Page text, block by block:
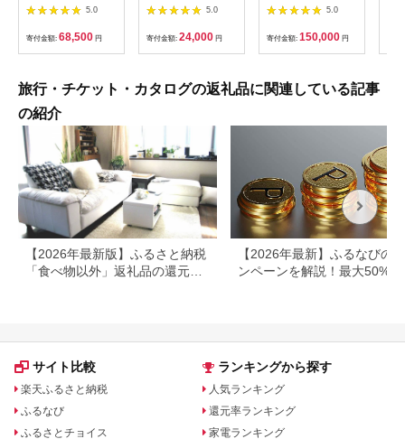
屋台ペア お食事券 海
鮮 海 屋台 食事 ペア
福岡県 岡垣町
5.0
寄付金額: 68,500 円
験チケット
【1364991】
5.0
寄付金額: 24,000 円
ルフ チケット 平日 土
日 祝日 プレー券 関東
群馬県 首都圏 F20E-
382
5.0
寄付金額: 150,000 円
旅行・チケット・カタログの返礼品に関連している記事
の紹介
【2026年最新版】ふるさと納税
「食べ物以外」返礼品の還元率
【2026年最新】ふるなびの
ンペーンを解説！最大50%還
サイト比較
楽天ふるさと納税
ふるなび
ふるさとチョイス
ランキングから探す
人気ランキング
還元率ランキング
家電ランキング